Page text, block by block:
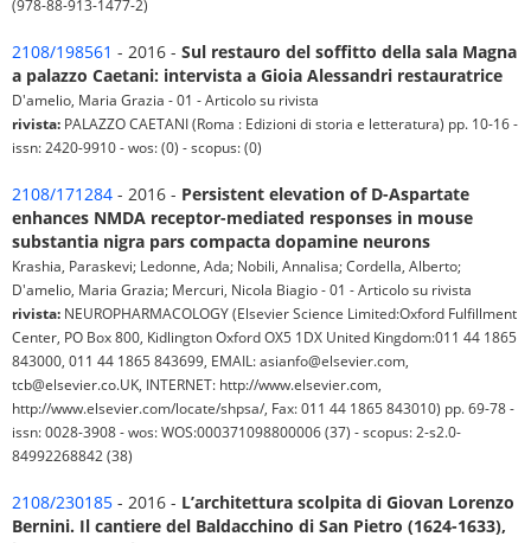
(978-88-913-1477-2)
2108/198561 - 2016 - Sul restauro del soffitto della sala Magna
a palazzo Caetani: intervista a Gioia Alessandri restauratrice
D'amelio, Maria Grazia - 01 - Articolo su rivista
rivista: PALAZZO CAETANI (Roma : Edizioni di storia e letteratura) pp. 10-16 -
issn: 2420-9910 - wos: (0) - scopus: (0)
2108/171284 - 2016 - Persistent elevation of D-Aspartate
enhances NMDA receptor-mediated responses in mouse
substantia nigra pars compacta dopamine neurons
Krashia, Paraskevi; Ledonne, Ada; Nobili, Annalisa; Cordella, Alberto;
D'amelio, Maria Grazia; Mercuri, Nicola Biagio - 01 - Articolo su rivista
rivista: NEUROPHARMACOLOGY (Elsevier Science Limited:Oxford Fulfillment
Center, PO Box 800, Kidlington Oxford OX5 1DX United Kingdom:011 44 1865
843000, 011 44 1865 843699, EMAIL: asianfo@elsevier.com,
tcb@elsevier.co.UK, INTERNET: http://www.elsevier.com,
http://www.elsevier.com/locate/shpsa/, Fax: 011 44 1865 843010) pp. 69-78 -
issn: 0028-3908 - wos: WOS:000371098800006 (37) - scopus: 2-s2.0-
84992268842 (38)
2108/230185 - 2016 - L’architettura scolpita di Giovan Lorenzo
Bernini. Il cantiere del Baldacchino di San Pietro (1624-1633),